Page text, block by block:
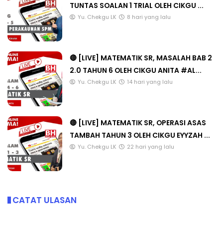
TUNTAS SOALAN 1 TRIAL OLEH CIKGU ...
Yu. Chekgu LK 8 hari yang lalu
🔴 [LIVE] MATEMATIK SR, MASALAH BAB 2
2.0 TAHUN 6 OLEH CIKGU ANITA #AL...
Yu. Chekgu LK 14 hari yang lalu
🔴 [LIVE] MATEMATIK SR, OPERASI ASAS
TAMBAH TAHUN 3 OLEH CIKGU EYYZAH ...
Yu. Chekgu LK 22 hari yang lalu
CATAT ULASAN